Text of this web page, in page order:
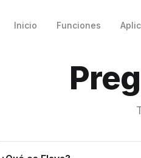
Inicio Funciones